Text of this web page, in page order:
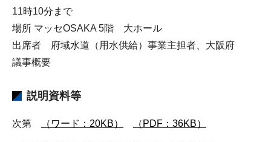
11時10分まで
場所 マッセOSAKA 5階 大ホール
出席者 府域水道（用水供給）事業主担者、大阪府
議事概要
説明資料等
次第 （ワード：20KB） （PDF：36KB）